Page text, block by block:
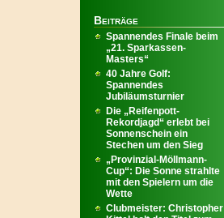
Beiträge
Spannendes Finale beim
„21. Sparkassen-
Masters“
40 Jahre Golf:
Spannendes
Jubiläumsturnier
Die „Reifenpott-
Rekordjagd“ erlebt bei
Sonnenschein ein
Stechen um den Sieg
„Provinzial-Möllmann-
Cup“: Die Sonne strahlte
mit den Spielern um die
Wette
Clubmeister: Christopher